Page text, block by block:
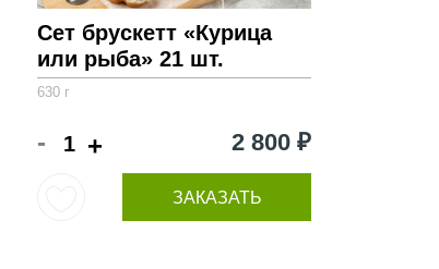
Сет брускетт «Курица
или рыба» 21 шт.
630 г
- + 2 800 ₽
ЗАКАЗАТЬ